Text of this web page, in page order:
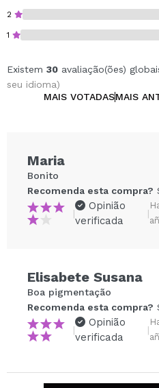
2
1
Existem 30 avaliação(ões)
seu idioma)
MAIS VOTADASMAIS
Compartilhar um
Seu vídeo pode ser o
Maria
Bonito
Recomenda esta compra?
|
Opinião
verificada
|
Elisabete Susana
Boa pigmentação
Recomenda esta compra?
|
Opinião
verificada
|